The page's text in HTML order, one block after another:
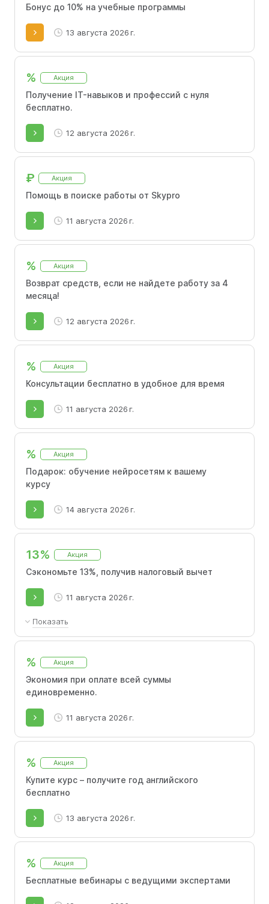
Бонус до 10% на учебные программы
13 августа 2026 г.
% Акция
Получение IT-навыков и профессий с нуля
бесплатно.
12 августа 2026 г.
₽ Акция
Помощь в поиске работы от Skypro
11 августа 2026 г.
% Акция
Возврат средств, если не найдете работу за 4
месяца!
12 августа 2026 г.
% Акция
Консультации бесплатно в удобное для время
11 августа 2026 г.
% Акция
Подарок: обучение нейросетям к вашему
курсу
14 августа 2026 г.
13% Акция
Сэкономьте 13%, получив налоговый вычет
11 августа 2026 г.
Показать
Дополнительная информация будет
предоставлена менеджером при
регистрации на обучающий курс.
% Акция
Экономия при оплате всей суммы
единовременно.
11 августа 2026 г.
% Акция
Купите курс – получите год английского
бесплатно
13 августа 2026 г.
% Акция
Бесплатные вебинары с ведущими экспертами